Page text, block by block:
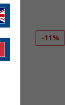
-11%